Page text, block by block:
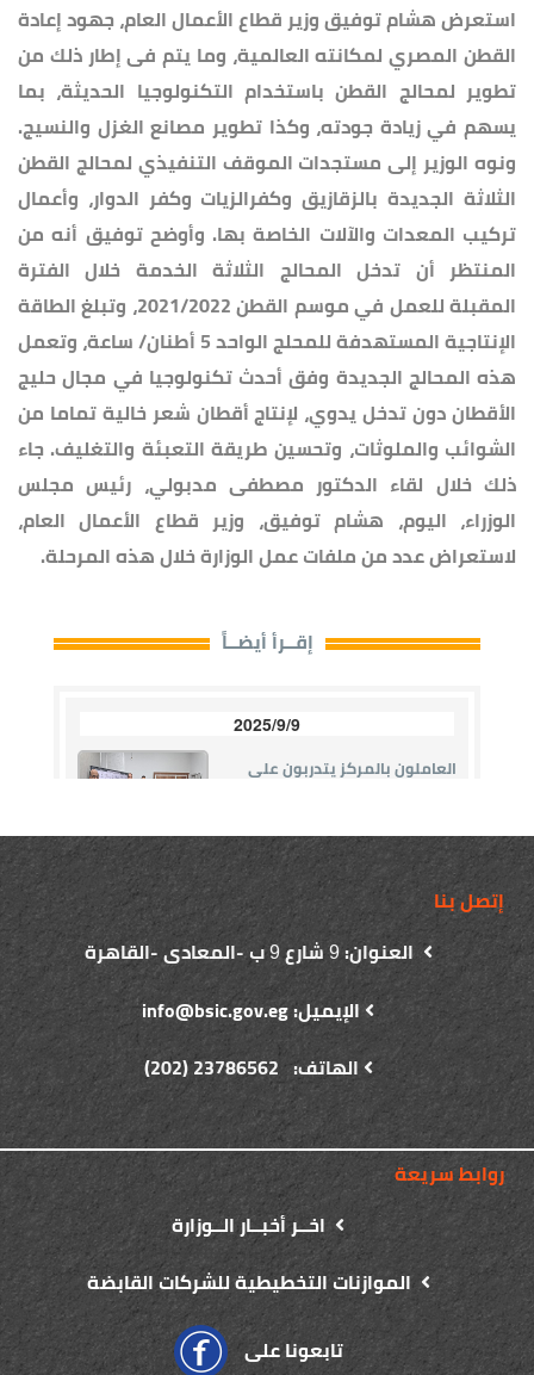
استعرض هشام توفيق وزير قطاع الأعمال العام، جهود إعادة
القطن المصري لمكانته العالمية، وما يتم فى إطار ذلك من
تطوير لمحالج القطن باستخدام التكنولوجيا الحديثة، بما
يسهم في زيادة جودته، وكذا تطوير مصانع الغزل والنسيج.
ونوه الوزير إلى مستجدات الموقف التنفيذي لمحالج القطن
الثلاثة الجديدة بالزقازيق وكفرالزيات وكفر الدوار، وأعمال
تركيب المعدات والآلات الخاصة بها. وأوضح توفيق أنه من
المنتظر أن تدخل المحالج الثلاثة الخدمة خلال الفترة
المقبلة للعمل في موسم القطن 2021/2022، وتبلغ الطاقة
الإنتاجية المستهدفة للمحلج الواحد 5 أطنان/ ساعة، وتعمل
هذه المحالج الجديدة وفق أحدث تكنولوجيا في مجال حليج
الأقطان دون تدخل يدوي، لإنتاج أقطان شعر خالية تماما من
الشوائب والملوثات، وتحسين طريقة التعبئة والتغليف. جاء
ذلك خلال لقاء الدكتور مصطفى مدبولي، رئيس مجلس
الوزراء، اليوم، هشام توفيق، وزير قطاع الأعمال العام،
لاستعراض عدد من ملفات عمل الوزارة خلال هذه المرحلة.
إتصل بنا
العنوان:9شارع9ب -المعادى -القاهرة
الإيميل: info@bsic.gov.eg
الهاتف: 23786562 (202)
روابط سريعة
اخــر أخبــار الــوزارة
الموازنات التخطيطية للشركات القابضة
تابعونا على